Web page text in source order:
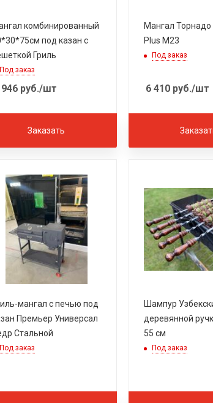
комбинированный
под казан с
Гриль
Под заказ
руб./шт
Заказать
Мангал
Plus M23
Под заказ
6 410руб./шт
мангал с печью под
Премьер Универсал
Стальной
Под заказ
Шампур
деревянной
55 см
Под заказ